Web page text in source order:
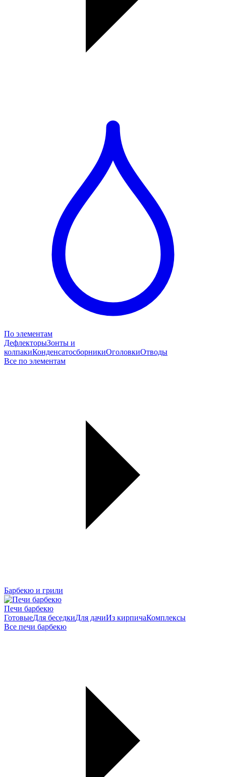
По элементам
ДефлекторыЗонты и
колпакиКонденсатосборникиОголовкиОтводы
Все по элементам
Барбекю и грили
Печи барбекю
ГотовыеДля беседкиДля дачиИз кирпичаКомплексы
Все печи барбекю